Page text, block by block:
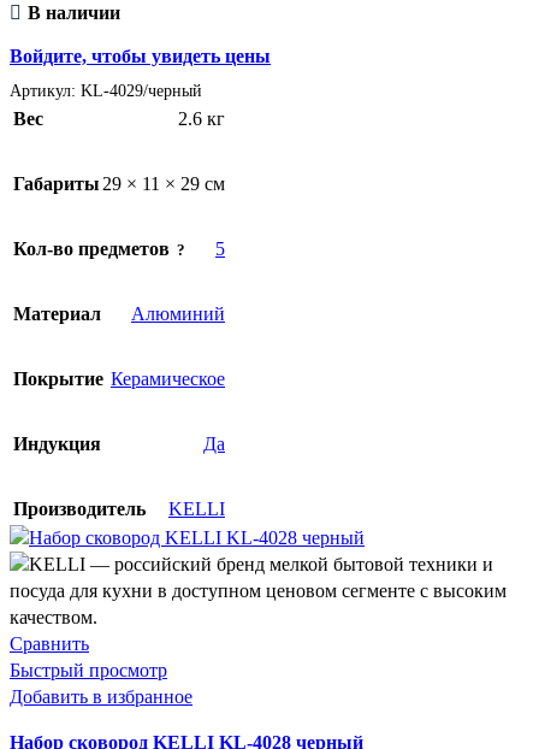
В наличии
Войдите, чтобы увидеть цены
Артикул: KL-4029/черный
Вес 2.6 кг
Габариты 29 × 11 × 29 см
Кол-во предметов 5
Материал Алюминий
Покрытие Керамическое
Индукция Да
Производитель KELLI
Сравнить
Быстрый просмотр
Добавить в избранное
Набор сковород KELLI KL-4028 черный